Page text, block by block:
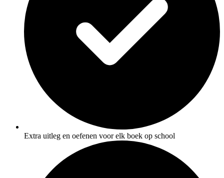
Extra uitleg en oefenen voor elk boek op school